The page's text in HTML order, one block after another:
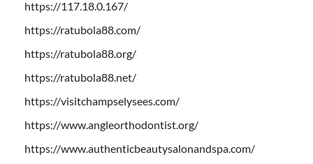
https://117.18.0.167/
https://ratubola88.com/
https://ratubola88.org/
https://ratubola88.net/
https://visitchampselysees.com/
https://www.angleorthodontist.org/
https://www.authenticbeautysalonandspa.com/